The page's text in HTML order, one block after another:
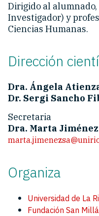
Dirigido al
Investigador) y
Ciencias Humanas.
Dirección
Dra. Ángela
Dr. Sergi Sancho
Secretaria
Dra. Marta
Organiza
Universidad de La
Fundación San